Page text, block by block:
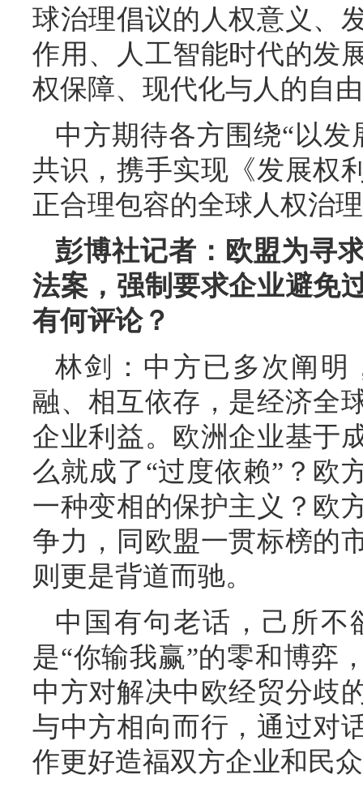
球治理倡议的人权意义、
作用、人工智能时代的发
权保障、现代化与人的自
中方期待各方围绕“以
共识，携手实现《发展权
正合理包容的全球人权治
彭博社记者：欧盟为寻
法案，强制要求企业避免
有何评论？
林剑：中方已多次阐明
融、相互依存，是经济全
企业利益。欧洲企业基于
么就成了“过度依赖”？欧
一种变相的保护主义？欧
争力，同欧盟一贯标榜的
则更是背道而驰。
中国有句老话，己所不
是“你输我赢”的零和博弈
中方对解决中欧经贸分歧
与中方相向而行，通过对
作更好造福双方企业和民